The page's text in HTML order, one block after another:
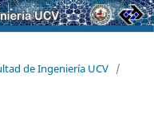
de Ingeniería UCV /